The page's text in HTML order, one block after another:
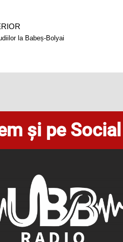
la Babeș-Bolyai
și pe